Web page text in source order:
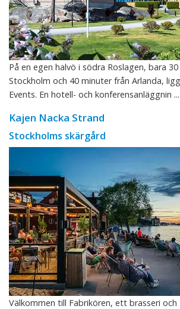
På en egen halvö i södra Roslagen, bara
Stockholm och 40 minuter från Arlanda,
Events. En hotell- och konferensanläggnin ...
Kajen Nacka Strand
Stockholms skärgård
Välkommen till Fabrikören, ett brasseri